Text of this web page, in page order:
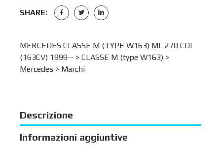
SHARE:
MERCEDES CLASSE M (TYPE W163) ML 270 CDI
(163CV) 1999-- > CLASSE M (type W163) >
Mercedes > Marchi
Descrizione
Informazioni aggiuntive